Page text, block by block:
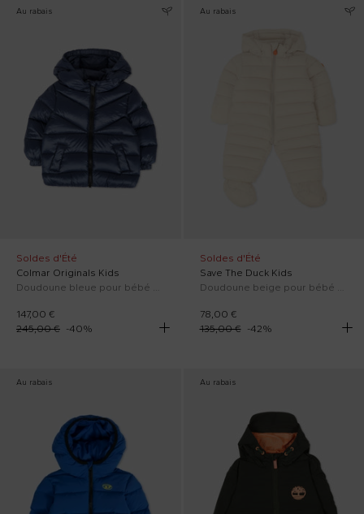
Au rabais
Soldes d'Été
Colmar Originals Kids
147,00 €
245,00 € -40%
Au rabais
Soldes d'Été
Save The Duck Kids
78,00 €
135,00 €
-42%
Au rabais Au rabais